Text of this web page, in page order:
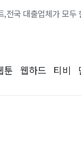
,전국 대출업체가 모두
툰 웹하드 티비